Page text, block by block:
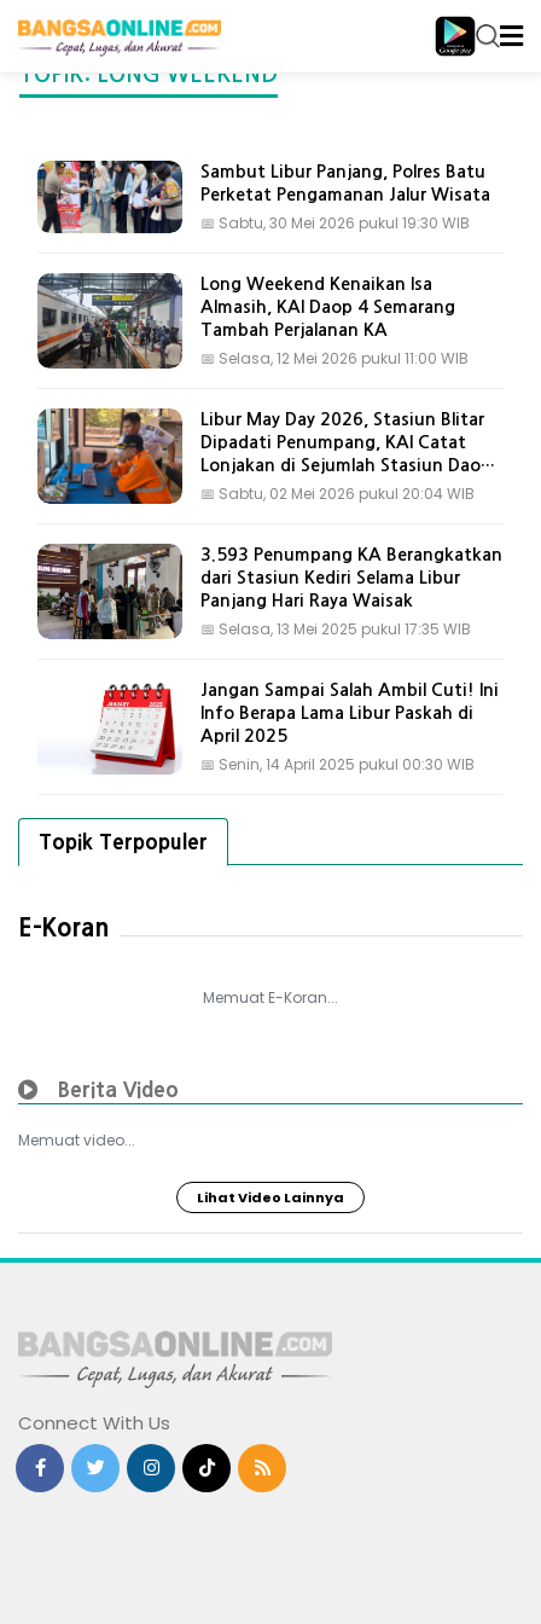
TOPIK: LONG WEEKEND
Sambut Libur Panjang, Polres Batu
Perketat Pengamanan Jalur Wisata
📅 Sabtu, 30 Mei 2026 pukul 19:30 WIB
Long Weekend Kenaikan Isa
Almasih, KAI Daop 4 Semarang
Tambah Perjalanan KA
📅 Selasa, 12 Mei 2026 pukul 11:00 WIB
Libur May Day 2026, Stasiun Blitar
Dipadati Penumpang, KAI Catat
Lonjakan di Sejumlah Stasiun Daop
7
📅 Sabtu, 02 Mei 2026 pukul 20:04 WIB
3.593 Penumpang KA Berangkatkan
dari Stasiun Kediri Selama Libur
Panjang Hari Raya Waisak
📅 Selasa, 13 Mei 2025 pukul 17:35 WIB
Jangan Sampai Salah Ambil Cuti! Ini
Info Berapa Lama Libur Paskah di
April 2025
📅 Senin, 14 April 2025 pukul 00:30 WIB
Topik Terpopuler
E-Koran
Memuat E-Koran...
Berita Video
Memuat video...
Lihat Video Lainnya
Connect With Us